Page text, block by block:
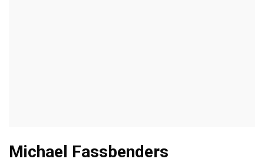
Michael Fassbenders